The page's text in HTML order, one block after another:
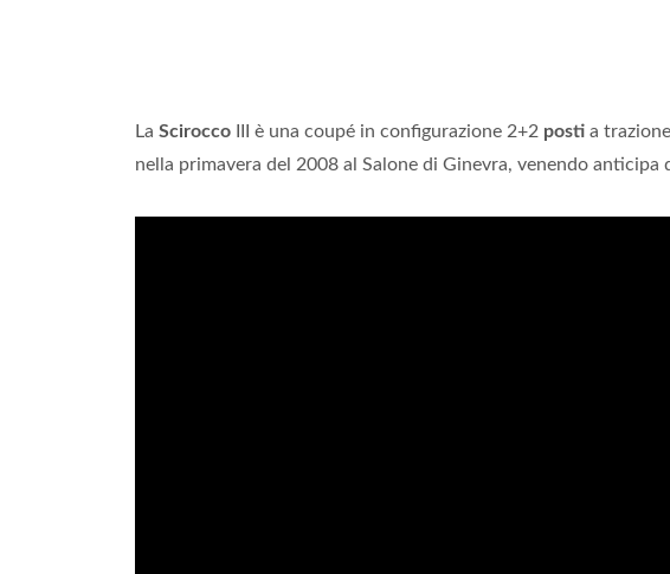
La Scirocco III è una coupé in configurazione 2+2 posti a
nella primavera del 2008 al Salone di Ginevra, venendo